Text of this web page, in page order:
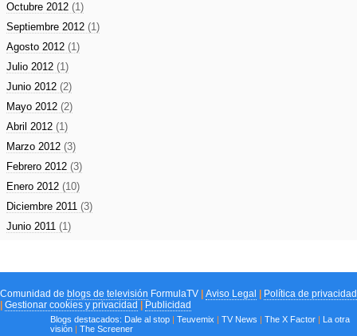
Octubre 2012 (1)
Septiembre 2012 (1)
Agosto 2012 (1)
Julio 2012 (1)
Junio 2012 (2)
Mayo 2012 (2)
Abril 2012 (1)
Marzo 2012 (3)
Febrero 2012 (3)
Enero 2012 (10)
Diciembre 2011 (3)
Junio 2011 (1)
Comunidad de blogs de televisión FormulaTV Aviso Legal
Política de privacidad
Gestionar cookies y privacidad Publicidad
Blogs destacados: Dale al stop | Teuvemix | TV News | The X Factor | La otra
visión | The Screener